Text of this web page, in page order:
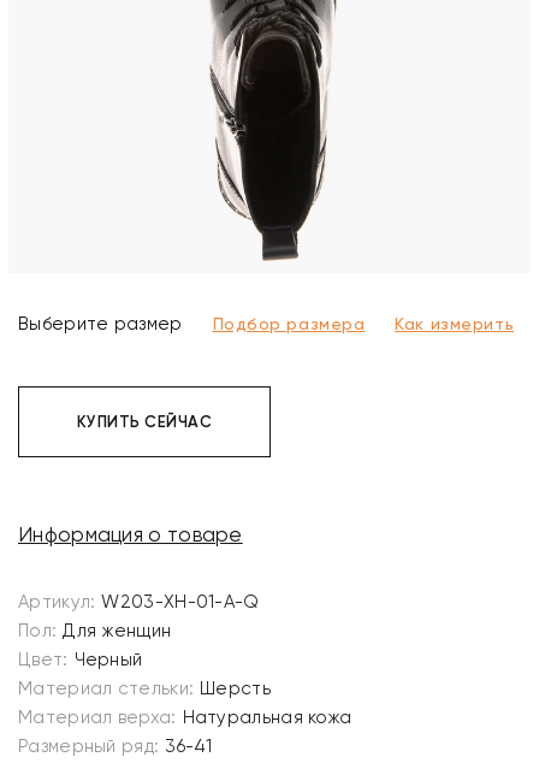
Выберите размер Подбор размера Как измерить
КУПИТЬ СЕЙЧАС
Информация о товаре
Артикул: W203-XH-01-A-Q
Пол: Для женщин
Цвет: Черный
Материал стельки: Шерсть
Материал верха: Натуральная кожа
Размерный ряд: 36-41